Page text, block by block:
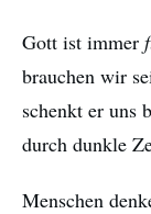
Gott ist immer
brauchen wir
schenkt er uns
durch dunkle
Menschen